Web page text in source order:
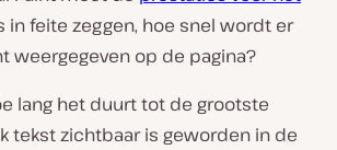
in feite zeggen, hoe snel wordt er
weergegeven op de pagina?
lang het duurt tot de grootste
tekst zichtbaar is geworden in de